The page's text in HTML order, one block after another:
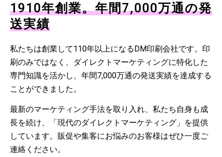
1910年創業。年間7,000万通の発
送実績
私たちは創業して110年以上になるDM印刷会社です。印
刷のみではなく、ダイレクトマーケティングに特化した
専門知識を活かし、年間7,000万通の発送実績を達成する
ことができました。
最新のマーケティング手法を取り入れ、私たち自身も成
長を続け、「現代のダイレクトマーケティング」を提供
しています。販促や集客にお悩みのお客様はぜひ一度ご
連絡ください。